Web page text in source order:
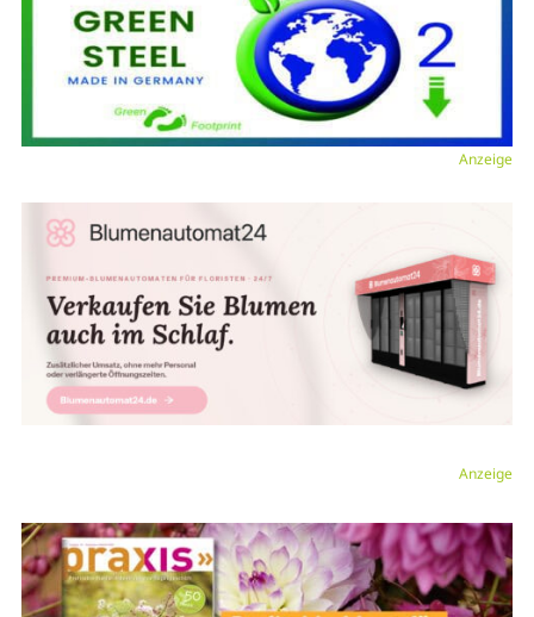
Anzeige
Anzeige